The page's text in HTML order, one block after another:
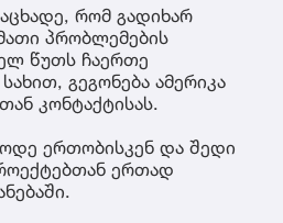
რომ გადიხარ
პრობლემების
წუთს ჩაერთე
გეგონება ამერიკა
კონტაქტისას.
ერთობისკენ და შედი
ერთად